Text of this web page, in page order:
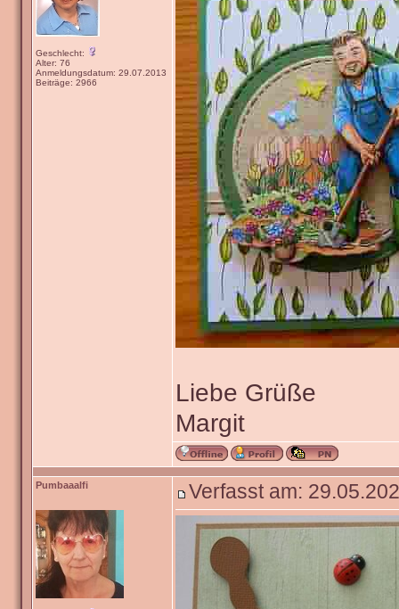
Geschlecht:
Alter: 76
Anmeldungsdatum: 29.07.2013
Beiträge: 2966
Liebe Grüße
Margit
Pumbaaalfi Verfasst am: